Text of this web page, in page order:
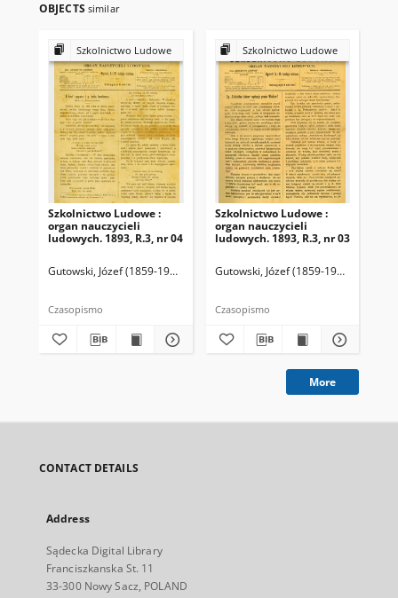
OBJECTS similar
Szkolnictwo Ludowe
Szkolnictwo Ludowe :
organ nauczycieli
ludowych. 1893, R.3, nr 04
Gutowski, Józef (1859-1916). Redaktor
Czasopismo
Szkolnictwo Ludowe
Szkolnictwo Ludowe :
organ nauczycieli
ludowych. 1893, R.3, nr 03
Gutowski, Józef (1859-1916).
Czasopismo
More
CONTACT DETAILS
Address
Sądecka Digital Library
Franciszkanska St. 11
33-300 Nowy Sacz, POLAND